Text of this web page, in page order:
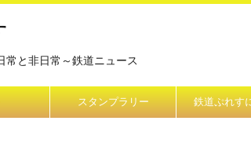
常と非日常～鉄道ニュース
スタンプラリー 鉄道ぷれす